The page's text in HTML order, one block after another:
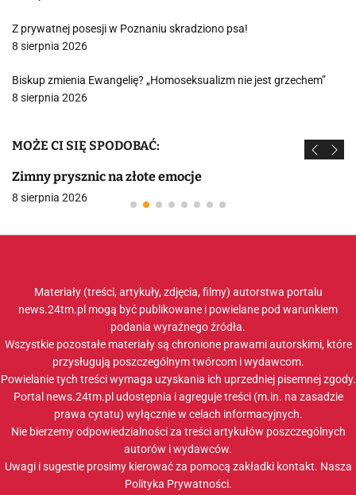
Z prywatnej posesji w Poznaniu skradziono psa!
8 sierpnia 2026
Biskup zmienia Ewangelię? „Homoseksualizm nie jest grzechem”
8 sierpnia 2026
MOŻE CI SIĘ SPODOBAĆ:
Zimny prysznic na złote emocje
8 sierpnia 2026
Materiały (treści, artykuły, zdjęcia, filmy) autorstwa portalu
news.24tm.pl mogą być publikowane i powielane pod warunkiem
podania wyraźnego źródła.
Wszystkie pozostałe materiały są chronione prawami autorskimi, które
przysługują poszczególnym twórcom i wydawcom.
Powielanie tych treści wymaga uzyskania ich uprzedniej pisemnej zgody.
Portal news.24tm.pl udostępnia i agreguje treści (m.in. na zasadzie
prawa cytatu) wyłącznie w celach informacyjnych.
Nie bierzemy odpowiedzialności za treści artykułów poszczególnych
autorów i wydawców.
Uwagi i sugestie prosimy kierować za pomocą zakładki kontakt. Nasza
Polityka Prywatności.